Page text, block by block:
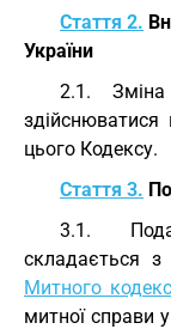
Стаття 2.
України
2.1.
цього Кодексу.
Стаття 3.
3.1.
складається з
Митного
митної справи